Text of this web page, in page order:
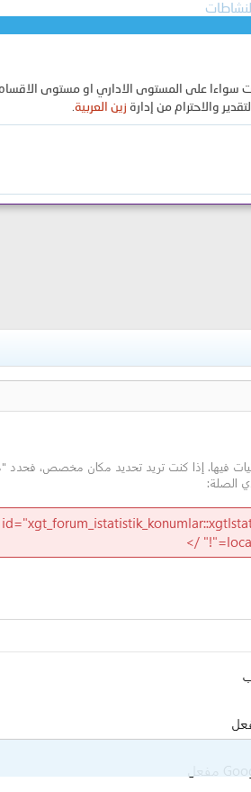
سواءا على المستوى الاداري او مستوى
والاحترام من إدارة زين العربية